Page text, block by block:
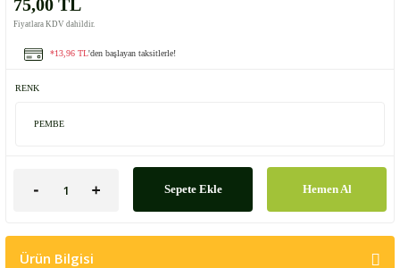
75,00 TL
Fiyatlara KDV dahildir.
*13,96 TL'den başlayan taksitlerle!
RENK
Sepete Ekle Hemen Al
Ürün Bilgisi